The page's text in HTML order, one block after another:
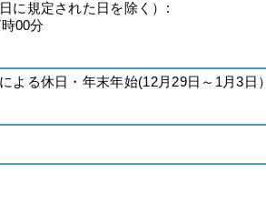
に規定された日を除く）:
00分
よる休日・年末年始(12月29日～1月3日）